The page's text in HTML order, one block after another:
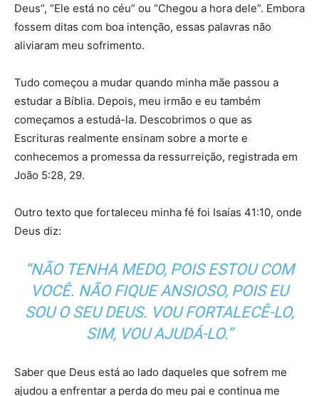
Deus”, “Ele está no céu” ou “Chegou a hora dele”. Embora
fossem ditas com boa intenção, essas palavras não
aliviaram meu sofrimento.
Tudo começou a mudar quando minha mãe passou a
estudar a Bíblia. Depois, meu irmão e eu também
começamos a estudá-la. Descobrimos o que as
Escrituras realmente ensinam sobre a morte e
conhecemos a promessa da ressurreição, registrada em
João 5:28, 29.
Outro texto que fortaleceu minha fé foi Isaías 41:10, onde
Deus diz:
“NÃO TENHA MEDO, POIS ESTOU COM
VOCÊ. NÃO FIQUE ANSIOSO, POIS EU
SOU O SEU DEUS. VOU FORTALECÊ-LO,
SIM, VOU AJUDÁ-LO.”
Saber que Deus está ao lado daqueles que sofrem me
ajudou a enfrentar a perda do meu pai e continua me